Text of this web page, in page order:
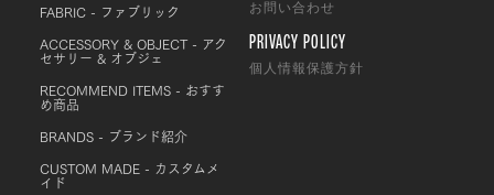
FABRIC - ファブリック
ACCESSORY & OBJECT - アク
セサリー & オブジェ
RECOMMEND ITEMS - おすす
め商品
BRANDS - ブランド紹介
CUSTOM MADE - カスタムメ
イド
お問い合わせ
PRIVACY POLICY
個人情報保護方針